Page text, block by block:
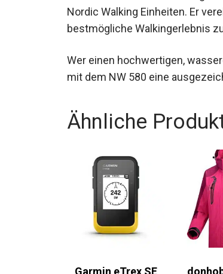
Nordic Walking Einheiten. Er
bestmögliche Walkingerlebnis
Wer einen hochwertigen,
mit dem NW 580 eine
Ähnliche
Garmin eTrex SE